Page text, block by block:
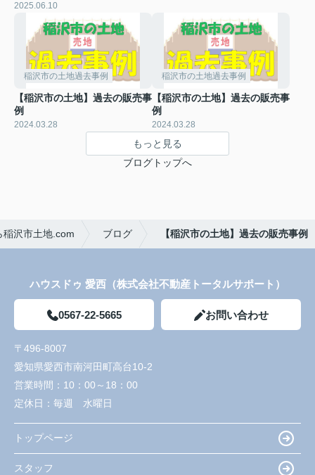
2025.06.10
稲沢市の土地過去事例
【稲沢市の土地】過去の販売事
例
2024.03.28
稲沢市の土地過去事例
【稲沢市の土地】過去の販売事
例
2024.03.28
もっと見る
ブログトップへ
沢市土地.com ブログ 【稲沢市の土地】過去の販売事例
ハウスドゥ 愛西（株式会社不動産トータルサポート）
0567-22-5665 お問い合わせ
〒496-8007
愛知県愛西市南河田町高台10-2
営業時間： 10：00～18：00
定休日： 毎週 水曜日
トップページ
スタッフ